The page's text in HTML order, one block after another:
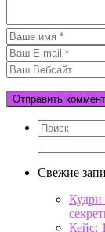
Свежие
Кудри
Кейс: